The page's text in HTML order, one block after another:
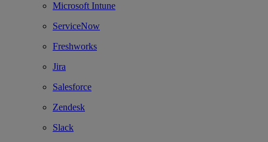
Microsoft Intune
ServiceNow
Freshworks
Jira
Salesforce
Zendesk
Slack